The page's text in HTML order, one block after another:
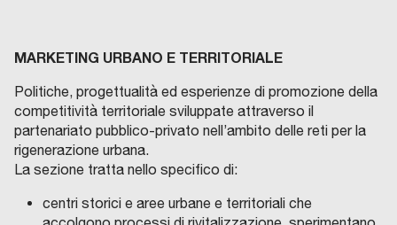
MARKETING URBANO E TERRITORIALE
Politiche, progettualità ed esperienze di promozione della
competitività territoriale sviluppate attraverso il
partenariato pubblico-privato nell’ambito delle reti per la
rigenerazione urbana.
La sezione tratta nello specifico di:
centri storici e aree urbane e territoriali che